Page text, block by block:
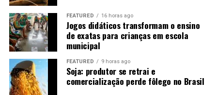
loteamentos e obras de
infraestrutura”, disse.
🌳 Exemplos da perda de vegetação
FEATURED 16 horas ago
Jogos didáticos transformam o ensino
de exatas para crianças em escola
municipal
FEATURED 9 horas ago
Soja: produtor se retrai e
comercialização perde fôlego no Brasil